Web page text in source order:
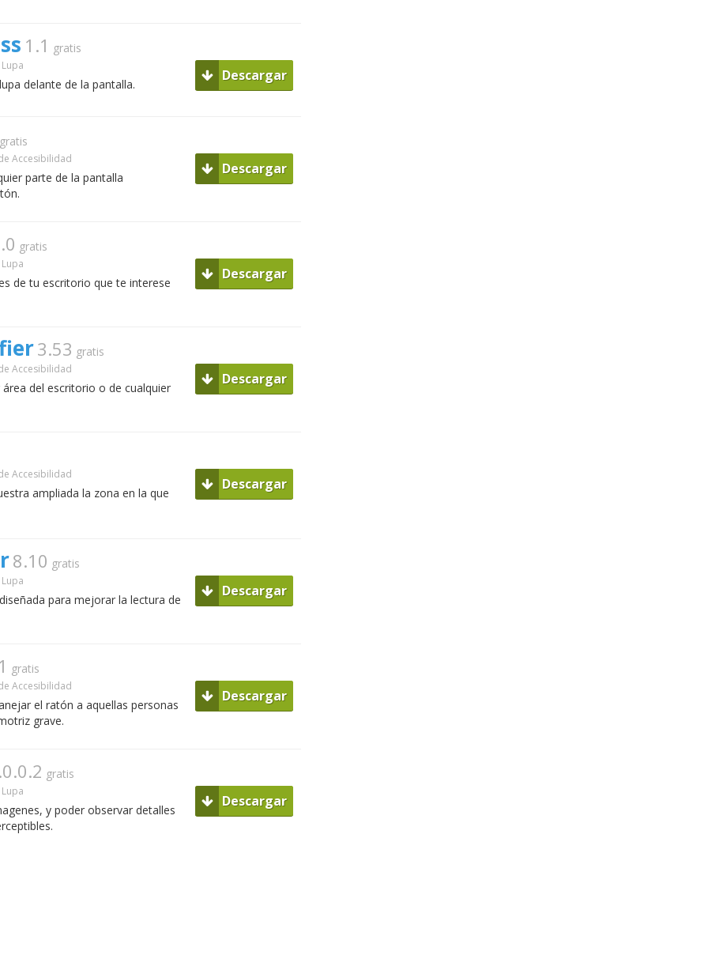
1.1 gratis
Lupa
delante de la pantalla.
Descargar
gratis
Accesibilidad
parte de la pantalla
Descargar
gratis
Lupa
de tu escritorio que te interese
Descargar
3.53 gratis
Accesibilidad
del escritorio o de cualquier
Descargar
Accesibilidad
ampliada la zona en la que
Descargar
8.10 gratis
Lupa
para mejorar la lectura de
Descargar
gratis
Accesibilidad
el ratón a aquellas personas
grave.
Descargar
gratis
Lupa
y poder observar detalles
Descargar